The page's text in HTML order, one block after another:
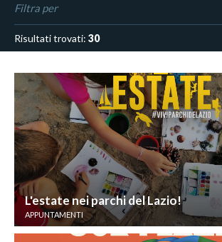
Filtra per
Risultati trovati:30
L'estate nei parchi del Lazio!
APPUNTAMENTI